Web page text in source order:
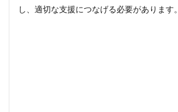
し、適切な支援につなげる必要があります。